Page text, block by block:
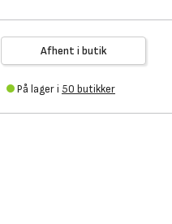
Afhent i butik
På lager i 50 butikker